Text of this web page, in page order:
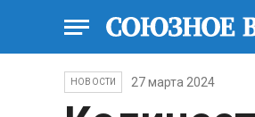
НОВОСТИ 27 марта 2024